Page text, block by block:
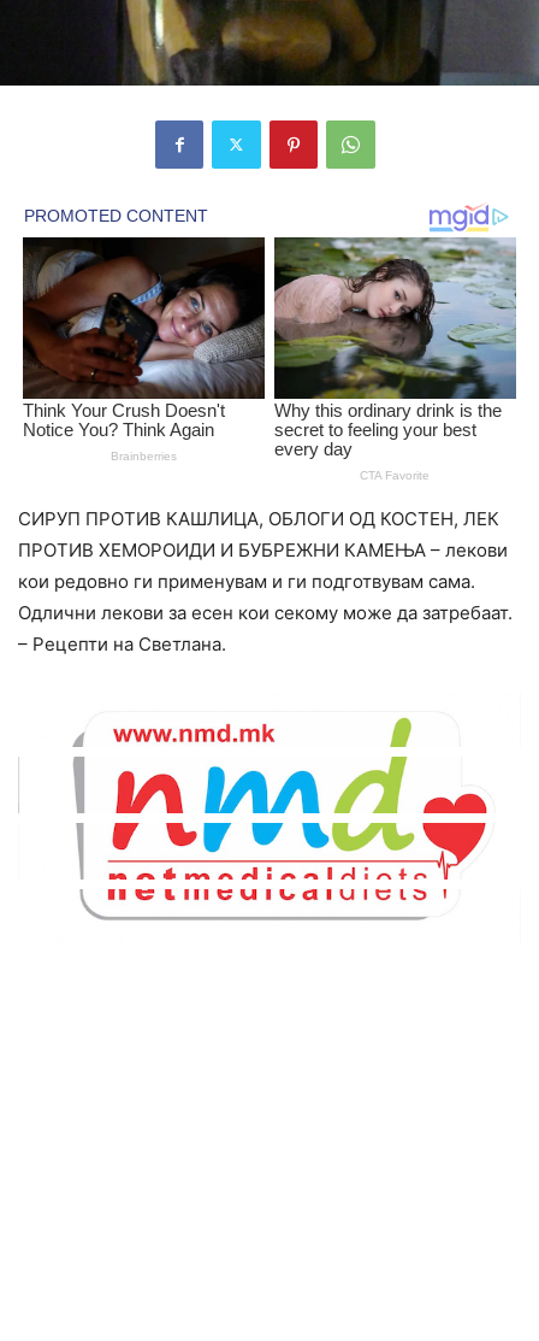
СИРУП ПРОТИВ КАШЛИЦА, ОБЛОГИ ОД КОСТЕН, ЛЕК
ПРОТИВ ХЕМОРОИДИ И БУБРЕЖНИ КАМЕЊА – лекови
кои редовно ги применувам и ги подготвувам сама.
Одлични лекови за есен кои секому може да затребаат.
– Рецепти на Светлана.